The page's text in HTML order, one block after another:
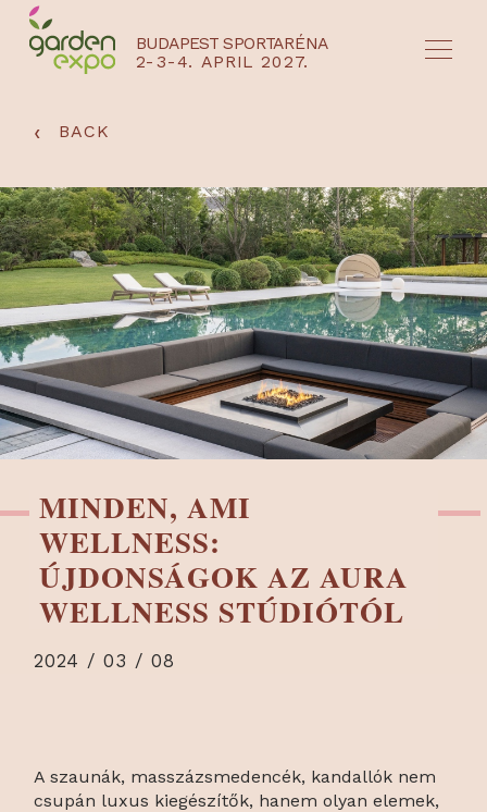
BUDAPEST SPORTARÉNA
2-3-4. APRIL 2027.
‹ BACK
MINDEN, AMI
WELLNESS:
ÚJDONSÁGOK AZ AURA
WELLNESS STÚDIÓTÓL
2024 / 03 / 08
A szaunák, masszázsmedencék, kandallók nem
csupán luxus kiegészítők, hanem olyan elemek,